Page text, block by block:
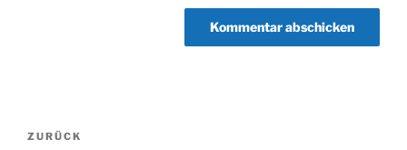
Beitragsnavigation
Vorheriger
ZURÜCK